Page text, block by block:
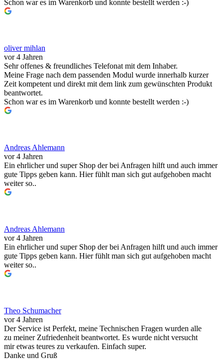
Schon war es im Warenkorb und konnte bestellt werden :-)
oliver mihlan
vor 4 Jahren
Sehr offenes & freundliches Telefonat mit dem Inhaber.
Meine Frage nach dem passenden Modul wurde innerhalb kurzer
Zeit kompetent und direkt mit dem link zum gewünschten Produkt
beantwortet.
Schon war es im Warenkorb und konnte bestellt werden :-)
Andreas Ahlemann
vor 4 Jahren
Ein ehrlicher und super Shop der bei Anfragen hilft und auch immer
gute Tipps geben kann. Hier fühlt man sich gut aufgehoben macht
weiter so..
Andreas Ahlemann
vor 4 Jahren
Ein ehrlicher und super Shop der bei Anfragen hilft und auch immer
gute Tipps geben kann. Hier fühlt man sich gut aufgehoben macht
weiter so..
Theo Schumacher
vor 4 Jahren
Der Service ist Perfekt, meine Technischen Fragen wurden alle
zu meiner Zufriedenheit beantwortet. Es wurde nicht versucht
mir etwas teures zu verkaufen. Einfach super.
Danke und Gruß